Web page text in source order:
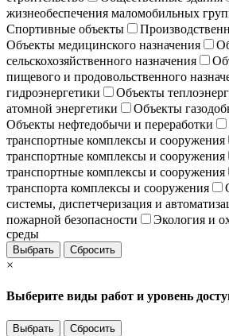
жизнеобеспечения маломобильных
Спортивные объекты
Объекты медицинского назначения
сельскохозяйственного назначения
пищевого и продовольственного
гидроэнергетики
Объекты
атомной энергетики
Объекты
Объекты нефтедобычи и переработки
транспортные комплексы и сооружения
транспортные комплексы и сооружения
транспортные комплексы и сооружения
транспорта комплексы и сооружения
системы, диспетчеризация и
пожарной безопасности
Экология и
среды
Выбрать Сбросить
×
Выберите виды работ и уровень
Выбрать Сбросить